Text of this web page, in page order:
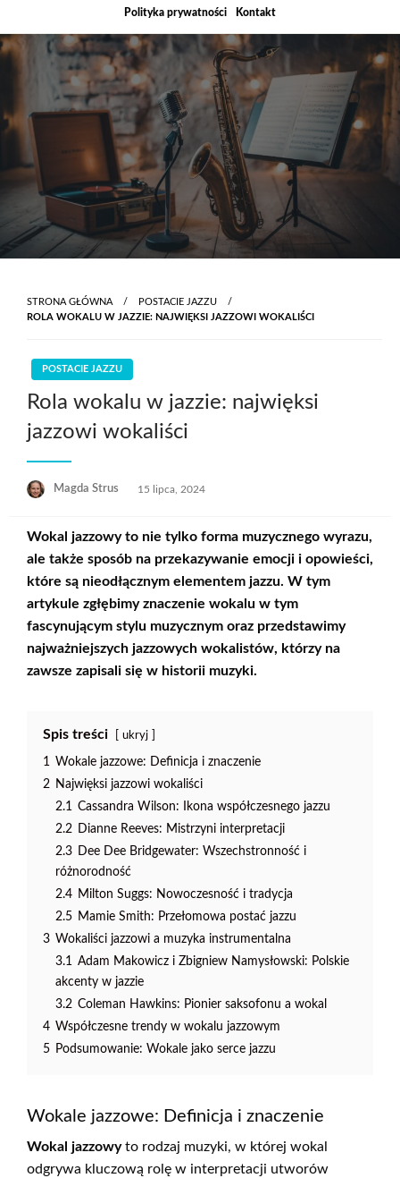
to
content
Polityka prywatności Kontakt
STRONA GŁÓWNA
POSTACIE JAZZU
ROLA WOKALU W JAZZIE: NAJWIĘKSI JAZZOWI WOKALIŚCI
POSTACIE JAZZU
Rola wokalu w jazzie: najwięksi
jazzowi wokaliści
Magda Strus
Opublikowane
15 lipca, 2024
Wokal jazzowyto nie tylko forma muzycznego wyrazu,
ale także sposób na przekazywanie emocji i opowieści,
które są nieodłącznym elementem jazzu. W tym
artykule zgłębimy znaczenie wokalu w tym
fascynującym stylu muzycznym oraz przedstawimy
najważniejszych jazzowych wokalistów, którzy na
zawsze zapisali się w historii muzyki.
Spis treści ukryj
1 Wokale jazzowe: Definicja i znaczenie
2 Najwięksi jazzowi wokaliści
2.1 Cassandra Wilson: Ikona współczesnego jazzu
2.2 Dianne Reeves: Mistrzyni interpretacji
2.3 Dee Dee Bridgewater: Wszechstronność i
różnorodność
2.4 Milton Suggs: Nowoczesność i tradycja
2.5 Mamie Smith: Przełomowa postać jazzu
3 Wokaliści jazzowi a muzyka instrumentalna
3.1 Adam Makowicz i Zbigniew Namysłowski: Polskie
akcenty w jazzie
3.2 Coleman Hawkins: Pionier saksofonu a wokal
4 Współczesne trendy w wokalu jazzowym
5 Podsumowanie: Wokale jako serce jazzu
Wokale jazzowe: Definicja i znaczenie
Wokal jazzowyto rodzaj muzyki, w której wokal
odgrywa kluczową rolę w interpretacji utworów